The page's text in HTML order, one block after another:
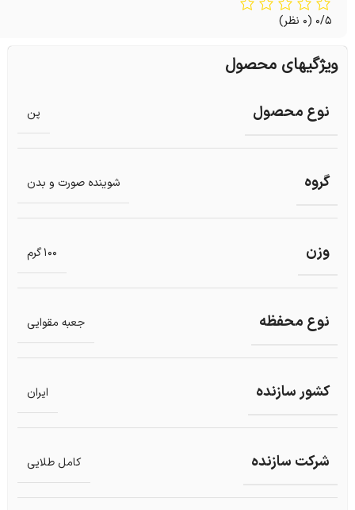
0/5 (0 نظر)
ویژگیهای محصول
نوع محصول پن
گروه شوینده صورت و بدن
وزن 100 گرم
نوع محفظه جعبه مقوایی
کشور سازنده ایران
شرکت سازنده کامل طلایی